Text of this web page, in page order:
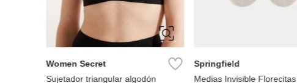
L
Women Secret
Sujetador triangular algodón
Springfield
Medias Invisible Florecitas